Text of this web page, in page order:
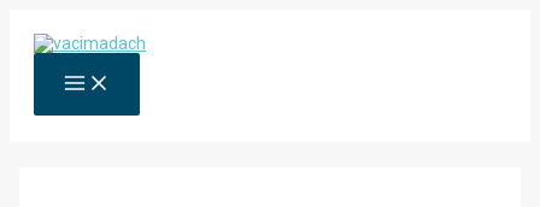
content
MAIN
MENU